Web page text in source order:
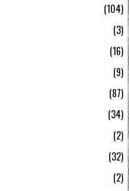
104
3
16
9
87
34
2
32
2